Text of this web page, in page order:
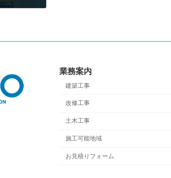
業務案内
建築工事
改修工事
土木工事
施工可能地域
お見積りフォーム